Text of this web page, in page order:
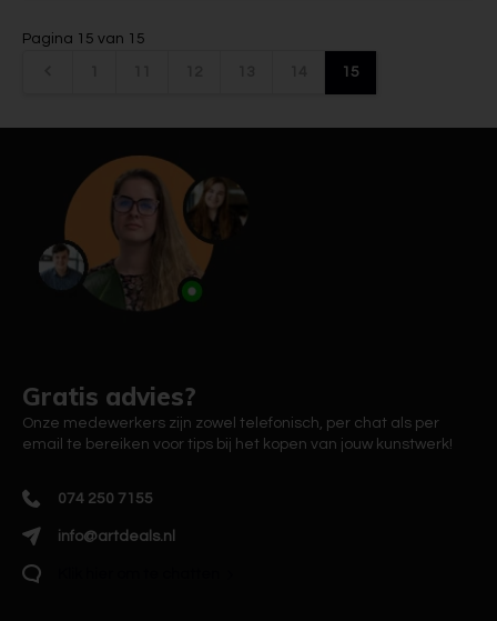
Pagina 15 van 15
15
Gratis advies?
Onze medewerkers zijn zowel telefonisch, per chat als per
email te bereiken voor tips bij het kopen van jouw kunstwerk!
074 250 7155
info@artdeals.nl